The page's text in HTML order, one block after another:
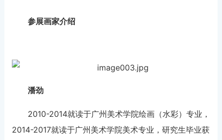
参展画家介绍
潘劲
2010-2014就读于广州美术学院绘画（水彩）专业，
2014-2017就读于广州美术学院美术专业，研究生毕业获